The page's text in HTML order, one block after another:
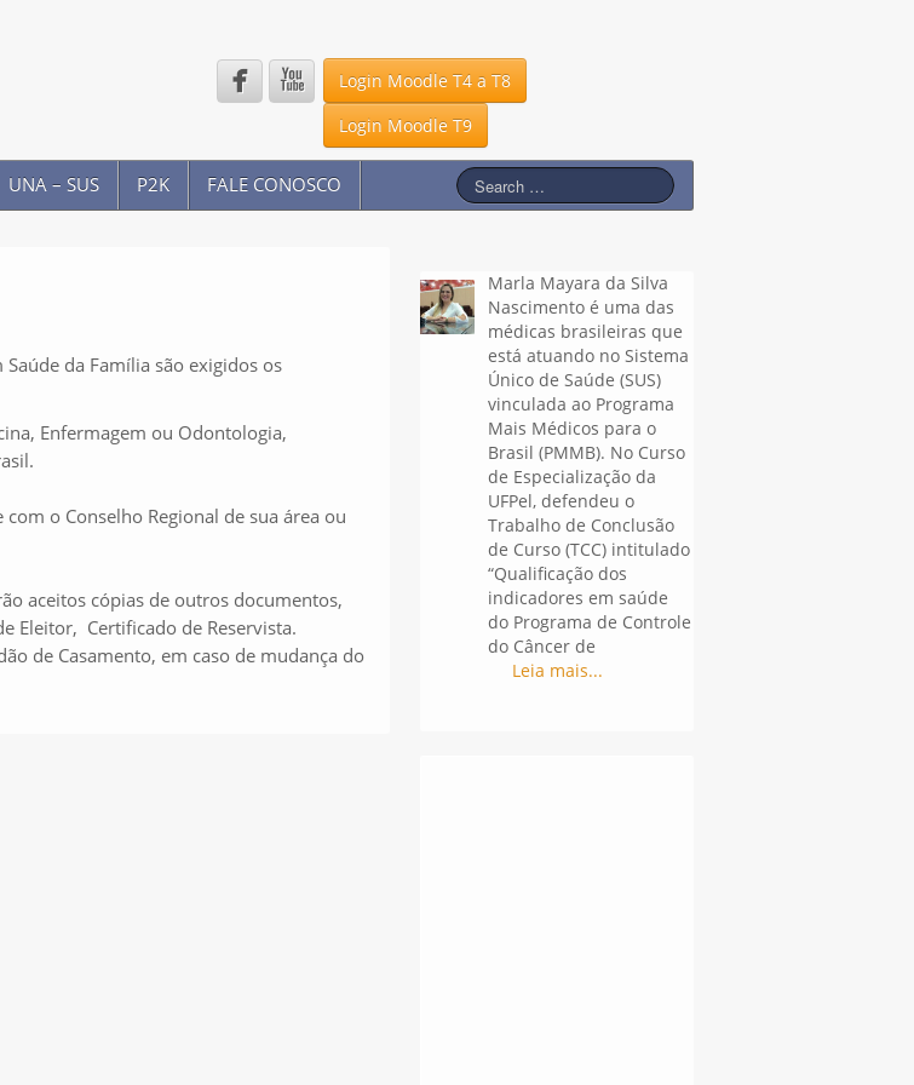

Login Moodle T4 a T8
Login Moodle T9
UNA – SUS P2K FALE CONOSCO
da Família são exigidos os
Enfermagem ou Odontologia,
o Conselho Regional de sua área ou
aceitos cópias de outros documentos,
Eleitor, Certificado de Reservista.
de Casamento, em caso de mudança do
Marla Mayara da Silva
Nascimento é uma das
médicas brasileiras que
está atuando no Sistema
Único de Saúde (SUS)
vinculada ao Programa
Mais Médicos para o
Brasil (PMMB). No Curso
de Especialização da
UFPel, defendeu o
Trabalho de Conclusão
de Curso (TCC) intitulado
“Qualificação dos
indicadores em saúde
do Programa de Controle
do Câncer de
Leia mais...